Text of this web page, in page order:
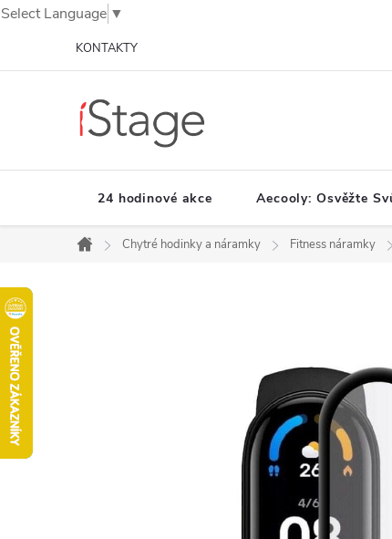
Select Language ▼
KONTAKTY
24 hodinové akce Aecooly: Osvěžte
Domů
Chytré hodinky a náramky Fitness náramky